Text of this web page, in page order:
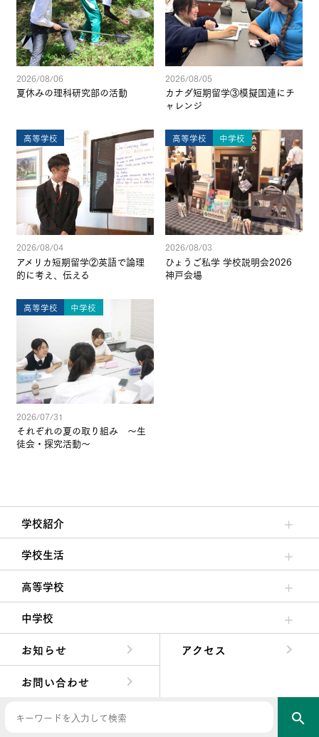
2026/08/06
夏休みの理科研究部の活動
2026/08/05
カナダ短期留学③模擬国連にチ
ャレンジ
高等学校
2026/08/04
アメリカ短期留学②英語で論理
的に考え、伝える
高等学校 中学校
2026/08/03
ひょうご私学 学校説明会2026
神戸会場
高等学校 中学校
2026/07/31
それぞれの夏の取り組み ～生
徒会・探究活動～
学校紹介
理事長/学園長メッセージ
安心して任せられる学校
沿革
施設・設備
大学合格実績
学校生活
クラブ活動・生徒会活動
夙川ブログ
制服紹介
夙川カレンダー
高等学校
高校校長からの挨拶
高校の教育方針／特色
特進コース／進学コース
年間行事
先輩たちの声・生徒たちの声
中学校
中学校長からの挨拶
中学校の教育方針／特色
Aコース／Bコース
年間行事
先輩たちの声・生徒たちの声
お知らせ
アクセス
お問い合わせ
search